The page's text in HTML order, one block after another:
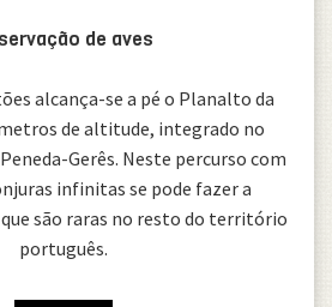
de aves
alcança-se a pé o Planalto da
de altitude, integrado no
Gerês. Neste percurso com
infinitas se pode fazer a
que são raras no resto do território
português.